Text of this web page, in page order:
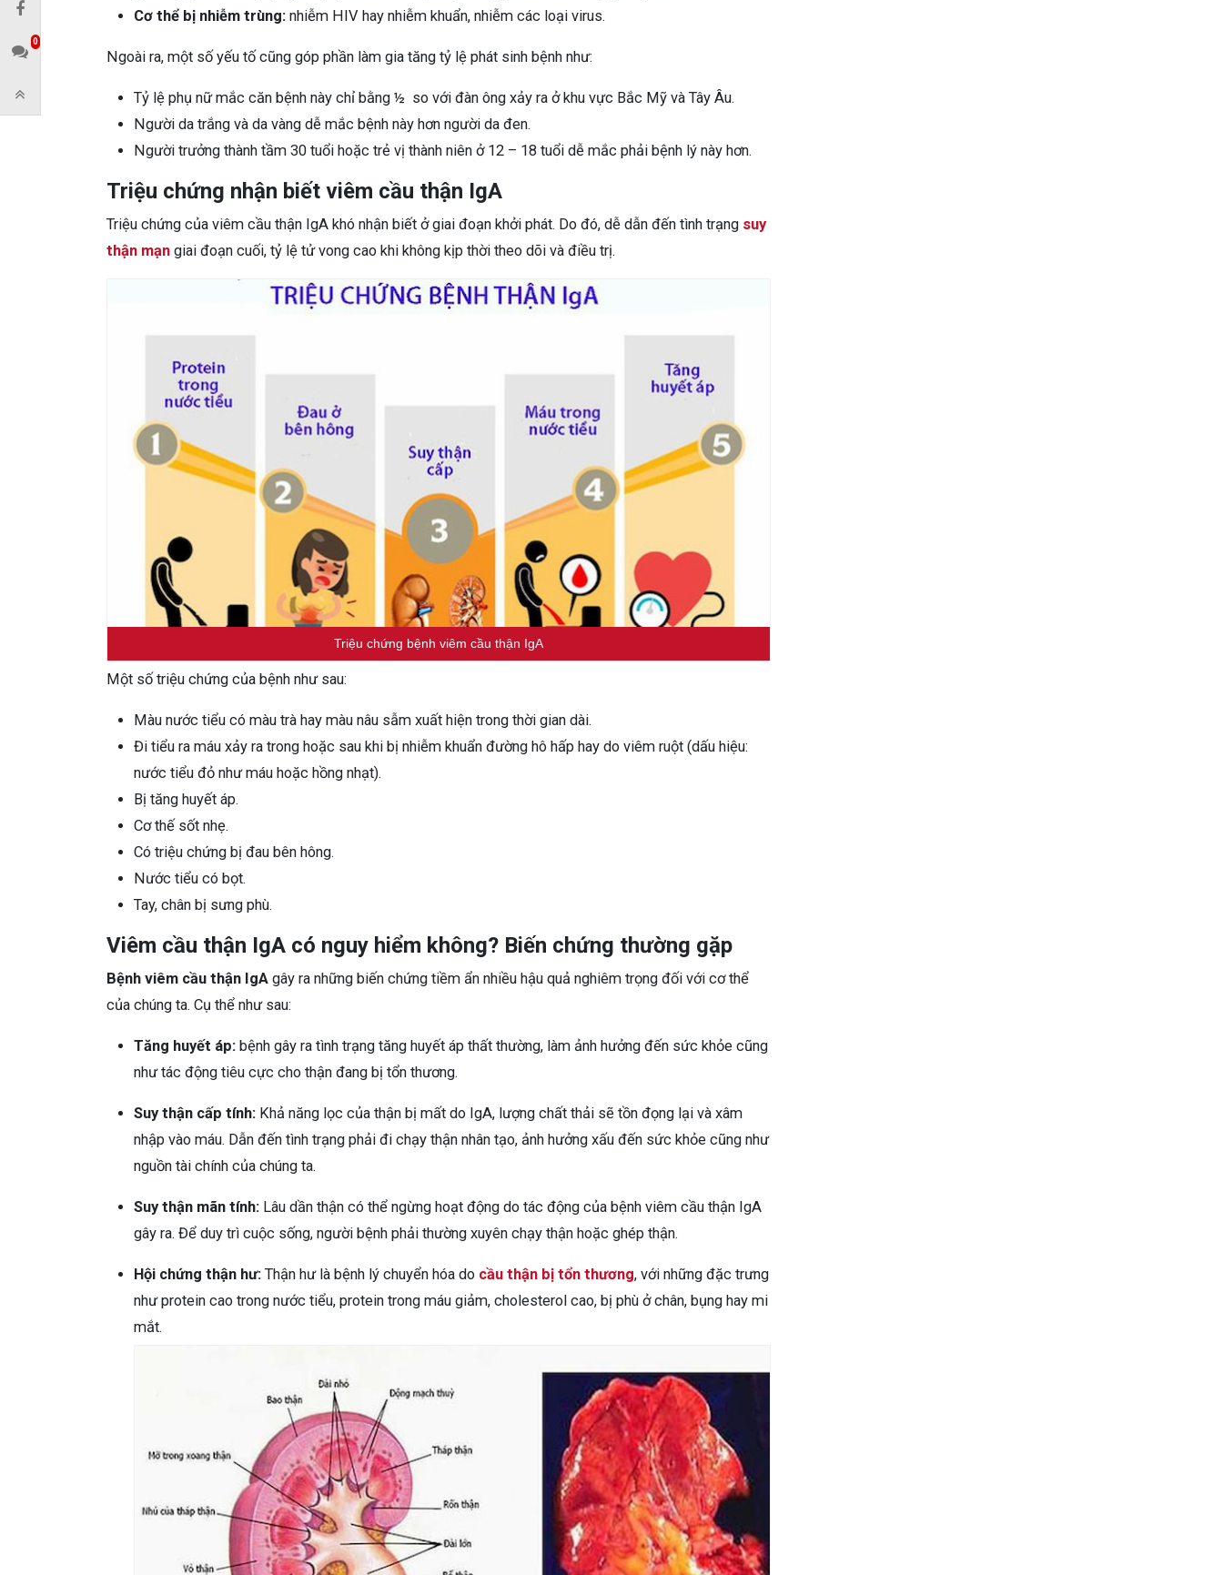
Cơ thể bị nhiễm trùng: nhiễm HIV hay nhiễm khuẩn, nhiễm các loại virus.
Ngoài ra, một số yếu tố cũng góp phần làm gia tăng tỷ lệ phát sinh bệnh như:
Tỷ lệ phụ nữ mắc căn bệnh này chỉ bằng ½ so với đàn ông xảy ra ở khu vực Bắc Mỹ và Tây Âu.
Người da trắng và da vàng dễ mắc bệnh này hơn người da đen.
Người trưởng thành tầm 30 tuổi hoặc trẻ vị thành niên ở 12 – 18 tuổi dễ mắc phải bệnh lý này hơn.
Triệu chứng nhận biết viêm cầu thận IgA
Triệu chứng của viêm cầu thận IgA khó nhận biết ở giai đoạn khởi phát. Do đó, dễ dẫn đến tình trạng suy
thận mạn giai đoạn cuối, tỷ lệ tử vong cao khi không kịp thời theo dõi và điều trị.
Triệu chứng bệnh viêm cầu thận IgA
Một số triệu chứng của bệnh như sau:
Màu nước tiểu có màu trà hay màu nâu sẫm xuất hiện trong thời gian dài.
Đi tiểu ra máu xảy ra trong hoặc sau khi bị nhiễm khuẩn đường hô hấp hay do viêm ruột (dấu hiệu:
nước tiểu đỏ như máu hoặc hồng nhạt).
Bị tăng huyết áp.
Cơ thế sốt nhẹ.
Có triệu chứng bị đau bên hông.
Nước tiểu có bọt.
Tay, chân bị sưng phù.
Viêm cầu thận IgA có nguy hiểm không? Biến chứng thường gặp
Bệnh viêm cầu thận IgA gây ra những biến chứng tiềm ẩn nhiều hậu quả nghiêm trọng đối với cơ thể
của chúng ta. Cụ thể như sau:
Tăng huyết áp: bệnh gây ra tình trạng tăng huyết áp thất thường, làm ảnh hưởng đến sức khỏe cũng
như tác động tiêu cực cho thận đang bị tổn thương.
Suy thận cấp tính: Khả năng lọc của thận bị mất do IgA, lượng chất thải sẽ tồn đọng lại và xâm
nhập vào máu. Dẫn đến tình trạng phải đi chạy thận nhân tạo, ảnh hưởng xấu đến sức khỏe cũng như
nguồn tài chính của chúng ta.
Suy thận mãn tính: Lâu dần thận có thể ngừng hoạt động do tác động của bệnh viêm cầu thận IgA
gây ra. Để duy trì cuộc sống, người bệnh phải thường xuyên chạy thận hoặc ghép thận.
Hội chứng thận hư: Thận hư là bệnh lý chuyển hóa do cầu thận bị tổn thương, với những đặc trưng
như protein cao trong nước tiểu, protein trong máu giảm, cholesterol cao, bị phù ở chân, bụng hay mi
mắt.
0